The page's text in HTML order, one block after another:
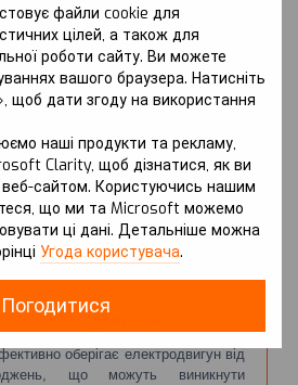
файли cookie для
цілей, а також для
роботи сайту. Ви можете
вашого браузера. Натисніть
щоб дати згоду на використання
наші продукти та рекламу,
Clarity, щоб дізнатися, як ви
сайтом. Користуючись нашим
що ми та Microsoft можемо
ці дані. Детальніше можна
Угода користувача.
Погодитися
ZiPoFlex®
ЕЛЕКТРОДВИГУНА
оберігає електродвигун від
що можуть виникнути